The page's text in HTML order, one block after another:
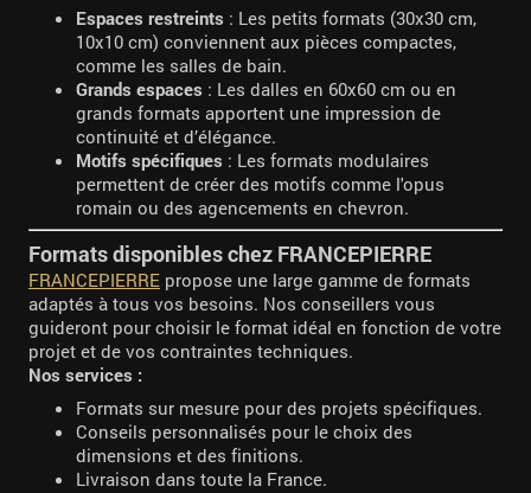
Espaces restreints : Les petits formats (30x30 cm,
10x10 cm) conviennent aux pièces compactes,
comme les salles de bain.
Grands espaces : Les dalles en 60x60 cm ou en
grands formats apportent une impression de
continuité et d’élégance.
Motifs spécifiques : Les formats modulaires
permettent de créer des motifs comme l'opus
romain ou des agencements en chevron.
Formats disponibles chez FRANCEPIERRE
FRANCEPIERRE propose une large gamme de formats
adaptés à tous vos besoins. Nos conseillers vous
guideront pour choisir le format idéal en fonction de votre
projet et de vos contraintes techniques.
Nos services :
Formats sur mesure pour des projets spécifiques.
Conseils personnalisés pour le choix des
dimensions et des finitions.
Livraison dans toute la France.